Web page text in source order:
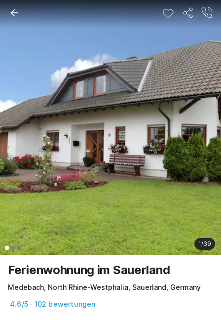
1/39
Ferienwohnung im Sauerland
Medebach, North Rhine-Westphalia, Sauerland, Germany
4.6/5 · 102 bewertungen